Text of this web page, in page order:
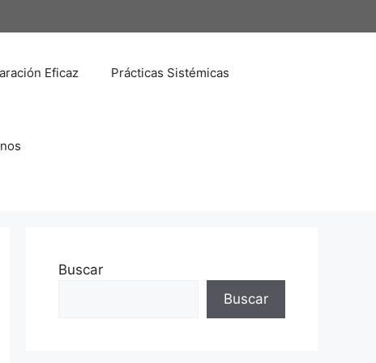
Eficaz Prácticas Sistémicas
Buscar
Buscar